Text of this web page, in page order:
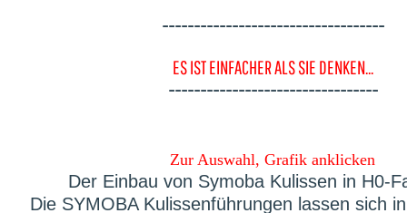
-----------------------------------
ES IST EINFACHER ALS SIE DENKEN...
---------------------------------
Zur Auswahl, Grafik anklicken
Der Einbau von Symoba Kulissen in H0-
Die SYMOBA Kulissenführungen lassen sich